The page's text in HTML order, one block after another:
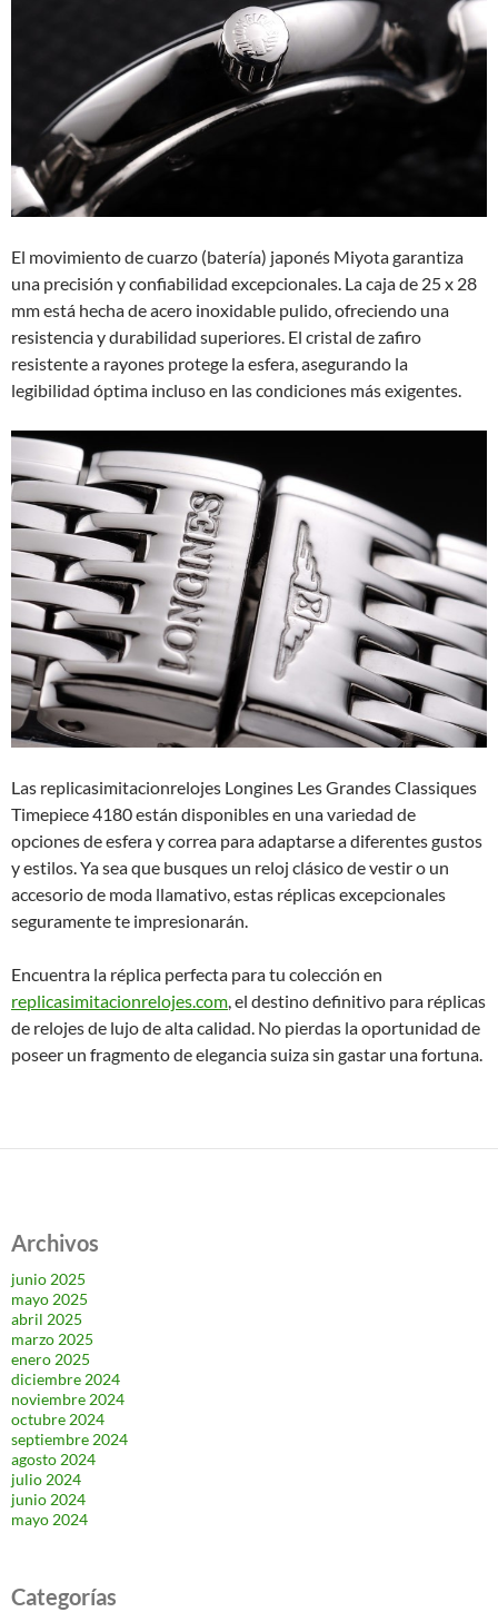
El movimiento de cuarzo (batería) japonés Miyota garantiza
una precisión y confiabilidad excepcionales. La caja de 25 x 28
mm está hecha de acero inoxidable pulido, ofreciendo una
resistencia y durabilidad superiores. El cristal de zafiro
resistente a rayones protege la esfera, asegurando la
legibilidad óptima incluso en las condiciones más exigentes.
Las replicasimitacionrelojes Longines Les Grandes Classiques
Timepiece 4180 están disponibles en una variedad de
opciones de esfera y correa para adaptarse a diferentes gustos
y estilos. Ya sea que busques un reloj clásico de vestir o un
accesorio de moda llamativo, estas réplicas excepcionales
seguramente te impresionarán.
Encuentra la réplica perfecta para tu colección en
replicasimitacionrelojes.com, el destino definitivo para réplicas
de relojes de lujo de alta calidad. No pierdas la oportunidad de
poseer un fragmento de elegancia suiza sin gastar una fortuna.
Archivos
junio 2025
mayo 2025
abril 2025
marzo 2025
enero 2025
diciembre 2024
noviembre 2024
octubre 2024
septiembre 2024
agosto 2024
julio 2024
junio 2024
mayo 2024
Categorías